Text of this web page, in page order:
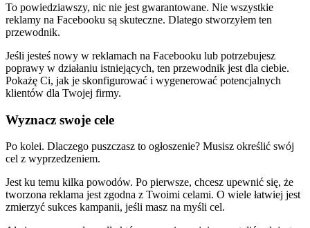
To powiedziawszy, nic nie jest gwarantowane. Nie wszystkie
reklamy na Facebooku są skuteczne. Dlatego stworzyłem ten
przewodnik.
Jeśli jesteś nowy w reklamach na Facebooku lub potrzebujesz
poprawy w działaniu istniejących, ten przewodnik jest dla ciebie.
Pokażę Ci, jak je skonfigurować i wygenerować potencjalnych
klientów dla Twojej firmy.
Wyznacz swoje cele
Po kolei. Dlaczego puszczasz to ogłoszenie? Musisz określić swój
cel z wyprzedzeniem.
Jest ku temu kilka powodów. Po pierwsze, chcesz upewnić się, że
tworzona reklama jest zgodna z Twoimi celami. O wiele łatwiej jest
zmierzyć sukces kampanii, jeśli masz na myśli cel.